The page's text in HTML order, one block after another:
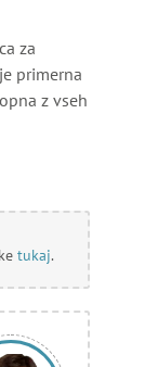
za
primerna
z vseh
tukaj.